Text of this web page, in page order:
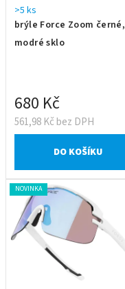
brýle Force Zoom černé,
modré sklo
>5 ks
561,98 Kč bez DPH
680 Kč
DO KOŠÍKU
NOVINKA